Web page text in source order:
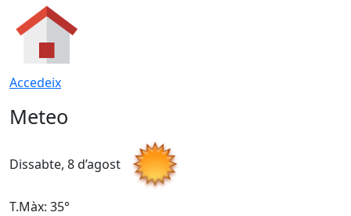
Accedeix
Meteo
Dissabte, 8 d’agost
T.Màx: 35°